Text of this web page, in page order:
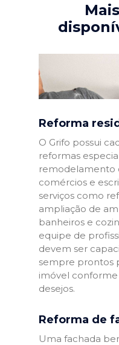
Reforma
O Grifo possui
reformas
remodelamento
comércios e
serviços como
ampliação de
banheiros e
equipe de
devem ser
sempre prontos
imóvel conforme
desejos.
Reforma de
Uma fachada